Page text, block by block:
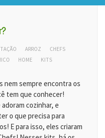
ARROZ
CHEFS
HOME
KITS
nem sempre encontra os
tem que conhecer!
cozinhar, e
o que precisa para
E para isso, eles criaram